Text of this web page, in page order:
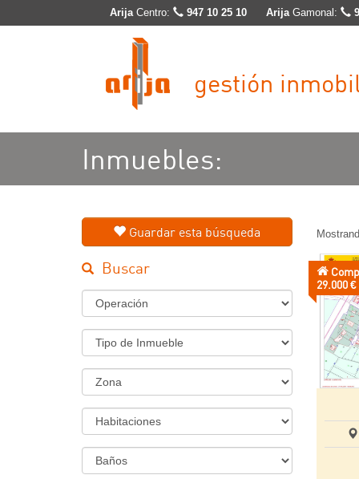
ArijaCentro: 947 10 25 10 ArijaGamonal:
gestión
Inmuebles:
Guardar esta búsqueda
Buscar
Régimen
Tipo
de
Inmueble
Zona
Habitaciones
Banos
Precio:
29.000 €